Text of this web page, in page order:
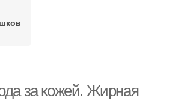
за кожей. Жирная